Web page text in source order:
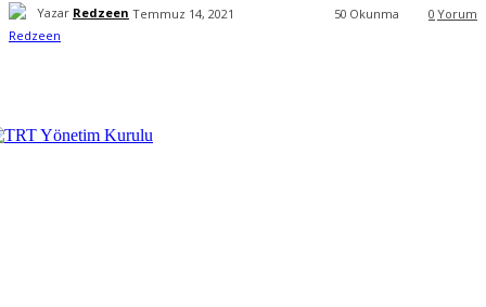
Yazar Redzeen Temmuz 14, 2021 0 Yorum
50 Okunma